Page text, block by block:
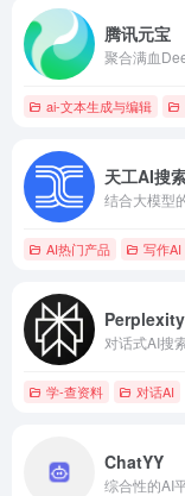
腾讯元宝
聚合满血
ai-文本生成与编辑
天工AI搜
结合大模型
AI热门产品 写作AI
Perplexity
对话式AI搜
学-查资料 对话AI
ChatYY
综合性的AI